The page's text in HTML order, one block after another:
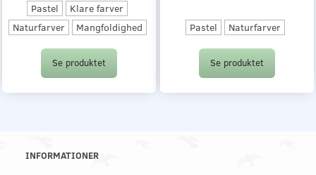
Pastel
Klare farver
Naturfarver
Mangfoldighed
Se produktet
Pastel Naturfarver
Se produktet
INFORMATIONER